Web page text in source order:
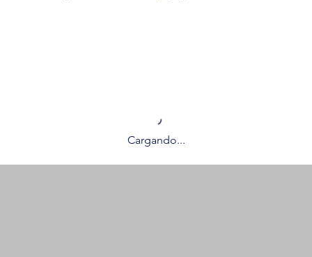
Cargando...